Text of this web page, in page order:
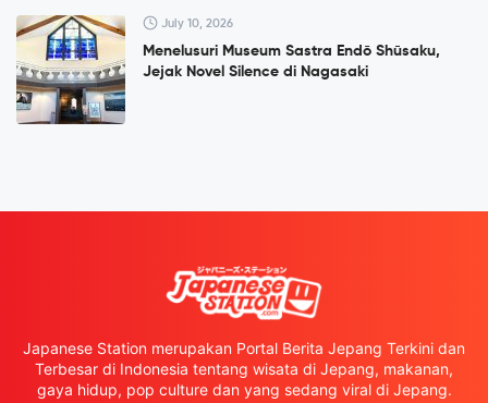
July 10, 2026
Menelusuri Museum Sastra Endō Shūsaku,
Jejak Novel Silence di Nagasaki
Japanese Station merupakan Portal Berita Jepang Terkini dan
Terbesar di Indonesia tentang wisata di Jepang, makanan,
gaya hidup, pop culture dan yang sedang viral di Jepang.